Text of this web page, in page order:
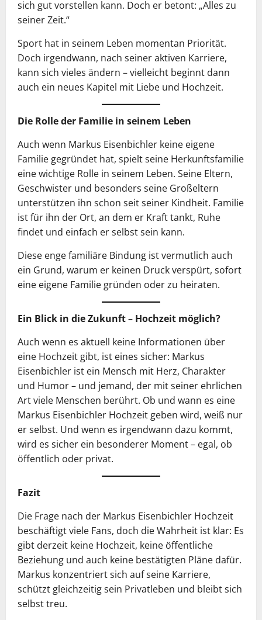
sich gut vorstellen kann. Doch er betont: „Alles zu
seiner Zeit.“
Sport hat in seinem Leben momentan Priorität.
Doch irgendwann, nach seiner aktiven Karriere,
kann sich vieles ändern – vielleicht beginnt dann
auch ein neues Kapitel mit Liebe und Hochzeit.
Die Rolle der Familie in seinem Leben
Auch wenn Markus Eisenbichler keine eigene
Familie gegründet hat, spielt seine Herkunftsfamilie
eine wichtige Rolle in seinem Leben. Seine Eltern,
Geschwister und besonders seine Großeltern
unterstützen ihn schon seit seiner Kindheit. Familie
ist für ihn der Ort, an dem er Kraft tankt, Ruhe
findet und einfach er selbst sein kann.
Diese enge familiäre Bindung ist vermutlich auch
ein Grund, warum er keinen Druck verspürt, sofort
eine eigene Familie gründen oder zu heiraten.
Ein Blick in die Zukunft – Hochzeit möglich?
Auch wenn es aktuell keine Informationen über
eine Hochzeit gibt, ist eines sicher: Markus
Eisenbichler ist ein Mensch mit Herz, Charakter
und Humor – und jemand, der mit seiner ehrlichen
Art viele Menschen berührt. Ob und wann es eine
Markus Eisenbichler Hochzeit geben wird, weiß nur
er selbst. Und wenn es irgendwann dazu kommt,
wird es sicher ein besonderer Moment – egal, ob
öffentlich oder privat.
Fazit
Die Frage nach der Markus Eisenbichler Hochzeit
beschäftigt viele Fans, doch die Wahrheit ist klar: Es
gibt derzeit keine Hochzeit, keine öffentliche
Beziehung und auch keine bestätigten Pläne dafür.
Markus konzentriert sich auf seine Karriere,
schützt gleichzeitig sein Privatleben und bleibt sich
selbst treu.